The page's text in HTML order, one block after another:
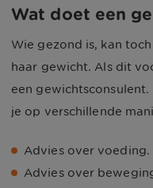
Wat doet een
Wie gezond is, kan
haar gewicht. Als dit
een
je op verschillende
Advies over voeding.
Advies over